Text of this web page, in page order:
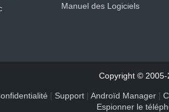
Manuel des Logiciels
Copyright © 2005-
| Support |Androïd Manager |
Espionner le